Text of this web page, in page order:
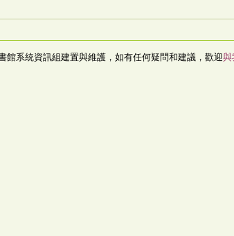
館系統資訊組建置與維護，如有任何疑問和建議，歡迎與